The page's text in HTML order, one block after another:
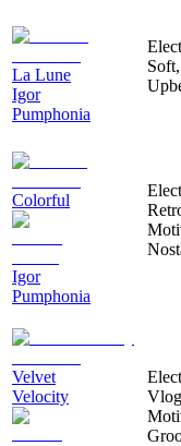
La Lune
Igor
Pumphonia
Colorful
Igor
Pumphonia
Velvet
Velocity